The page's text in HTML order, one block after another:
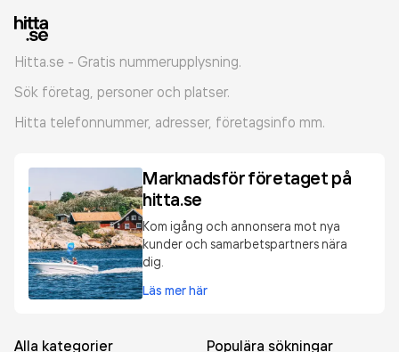
Hitta.se - Gratis nummerupplysning.
Sök företag, personer och platser.
Hitta telefonnummer, adresser, företagsinfo mm.
Marknadsför företaget på
hitta.se
Kom igång och annonsera mot nya
kunder och samarbetspartners nära
dig.
Läs mer här
Alla kategorier Populära sökningar